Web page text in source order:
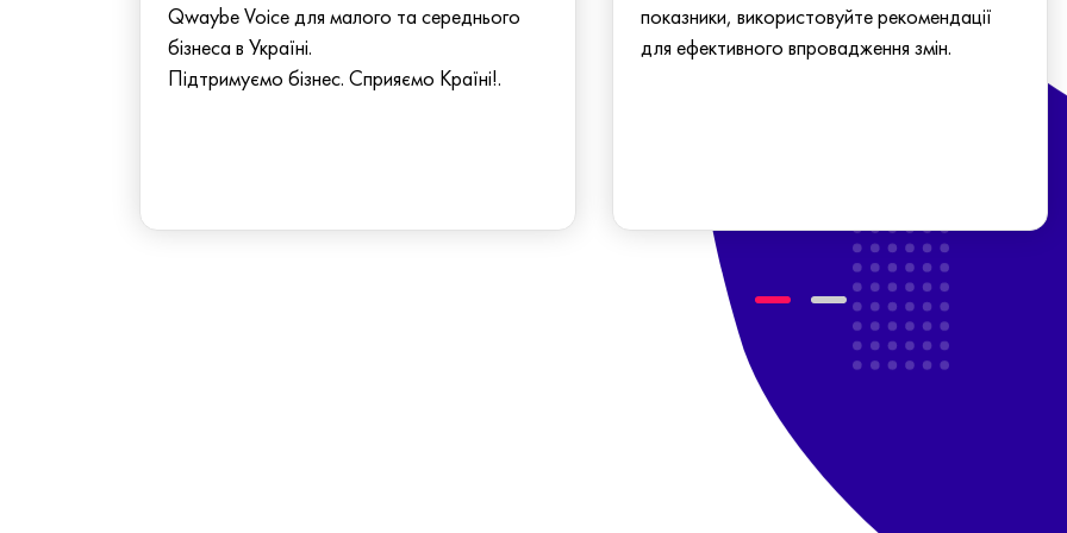
Qwaybe Voice для малого та середнього
бізнеса в Україні.
Підтримуємо бізнес. Сприяємо Країні!.
показники, використовуйте рекомендації
для ефективного впровадження змін.